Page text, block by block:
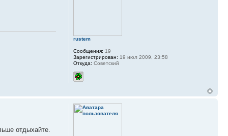
rustem
Сообщения: 19
Зарегистрирован: 19 июл 2009, 23:58
Откуда: Советский
отдыхайте.